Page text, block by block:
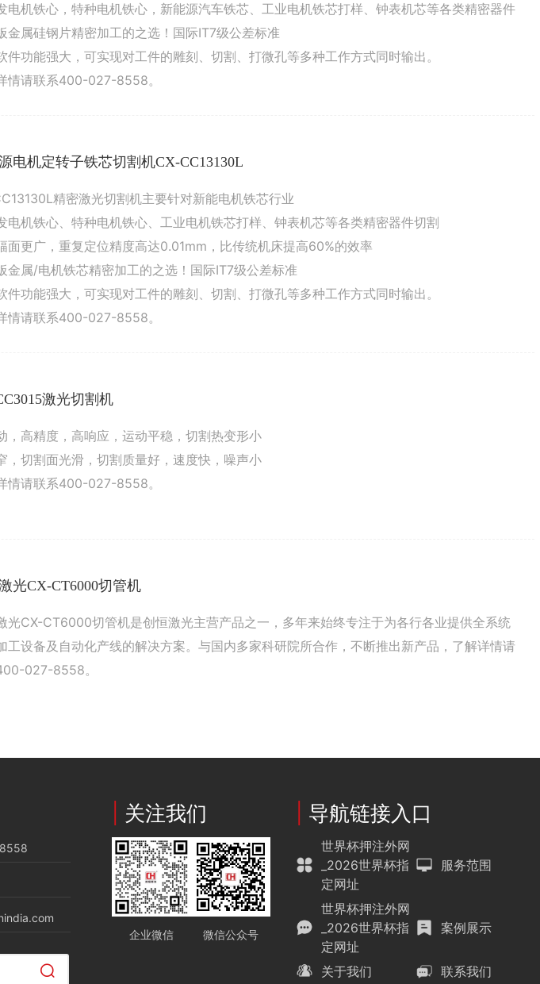
电机铁心，特种电机铁心，新能源汽车铁芯、工业电机铁芯打样、钟表机芯等各类精密器件
金属硅钢片精密加工的之选！国际IT7级公差标准
件功能强大，可实现对工件的雕刻、切割、打微孔等多种工作方式同时输出。
情请联系400-027-8558。
电机定转子铁芯切割机CX-CC13130L
精密激光切割机主要针对新能电机铁芯行业
电机铁心、特种电机铁心、工业电机铁芯打样、钟表机芯等各类精密器件切割
面更广，重复定位精度高达0.01mm，比传统机床提高60%的效率
金属/电机铁芯精密加工的之选！国际IT7级公差标准
件功能强大，可实现对工件的雕刻、切割、打微孔等多种工作方式同时输出。
情请联系400-027-8558。
激光切割机
，高精度，高响应，运动平稳，切割热变形小
，切割面光滑，切割质量好，速度快，噪声小
情请联系400-027-8558。
光CX-CT6000切管机
光CX-CT6000切管机是创恒激光主营产品之一，多年来始终专注于为各行各业提供全系统
工设备及自动化产线的解决方案。与国内多家科研院所合作，不断推出新产品，了解详情请
027-8558。
关注我们
企业微信 微信公众号
导航链接入口
世界杯押注外网
_2026世界杯指
定网址
服务范围
世界杯押注外网
_2026世界杯指
定网址
案例展示
关于我们 联系我们